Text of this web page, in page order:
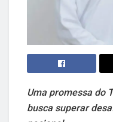
Uma promessa do
busca superar